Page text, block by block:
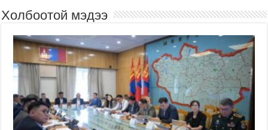
Холбоотой мэдээ